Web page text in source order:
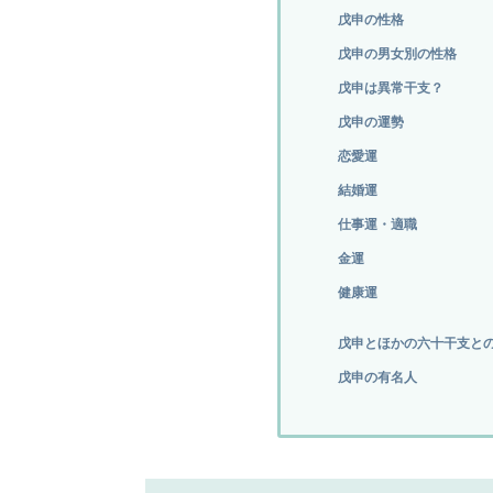
戊申の性格
戊申の男女別の性格
戊申は異常干支？
戊申の運勢
恋愛運
結婚運
仕事運・適職
金運
健康運
戊申とほかの六十干支と
戊申の有名人